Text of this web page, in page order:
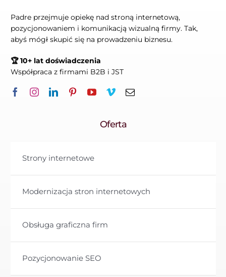
Padre przejmuje opiekę nad stroną internetową,
pozycjonowaniem i komunikacją wizualną firmy. Tak,
abyś mógł skupić się na prowadzeniu biznesu.
🏆 10+ lat doświadczenia
Współpraca z firmami B2B i JST
Oferta
Strony internetowe
Modernizacja stron internetowych
Obsługa graficzna firm
Pozycjonowanie SEO